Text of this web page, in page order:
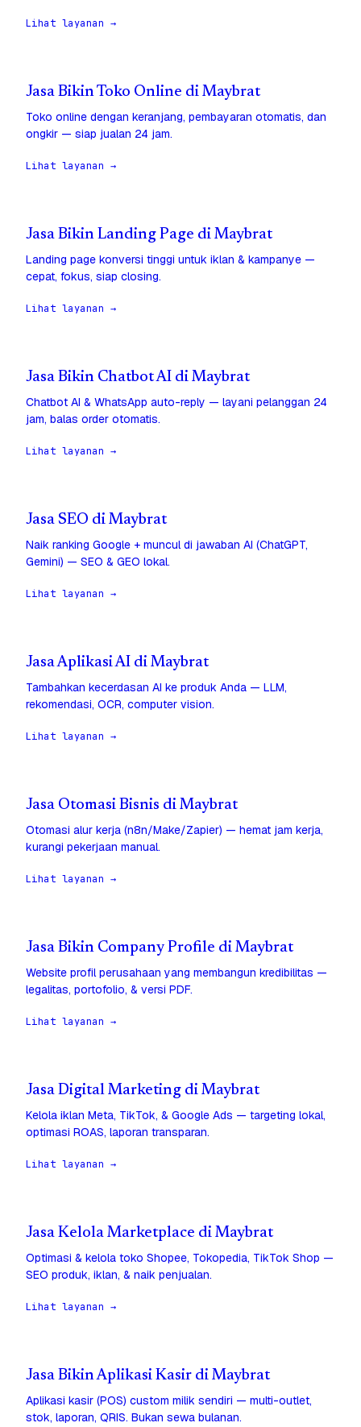
Lihat layanan →
Jasa Bikin Toko Online di Maybrat
Toko online dengan keranjang, pembayaran otomatis, dan
ongkir — siap jualan 24 jam.
Lihat layanan →
Jasa Bikin Landing Page di Maybrat
Landing page konversi tinggi untuk iklan & kampanye —
cepat, fokus, siap closing.
Lihat layanan →
Jasa Bikin Chatbot AI di Maybrat
Chatbot AI & WhatsApp auto-reply — layani pelanggan 24
jam, balas order otomatis.
Lihat layanan →
Jasa SEO di Maybrat
Naik ranking Google + muncul di jawaban AI (ChatGPT,
Gemini) — SEO & GEO lokal.
Lihat layanan →
Jasa Aplikasi AI di Maybrat
Tambahkan kecerdasan AI ke produk Anda — LLM,
rekomendasi, OCR, computer vision.
Lihat layanan →
Jasa Otomasi Bisnis di Maybrat
Otomasi alur kerja (n8n/Make/Zapier) — hemat jam kerja,
kurangi pekerjaan manual.
Lihat layanan →
Jasa Bikin Company Profile di Maybrat
Website profil perusahaan yang membangun kredibilitas —
legalitas, portofolio, & versi PDF.
Lihat layanan →
Jasa Digital Marketing di Maybrat
Kelola iklan Meta, TikTok, & Google Ads — targeting lokal,
optimasi ROAS, laporan transparan.
Lihat layanan →
Jasa Kelola Marketplace di Maybrat
Optimasi & kelola toko Shopee, Tokopedia, TikTok Shop —
SEO produk, iklan, & naik penjualan.
Lihat layanan →
Jasa Bikin Aplikasi Kasir di Maybrat
Aplikasi kasir (POS) custom milik sendiri — multi-outlet,
stok, laporan, QRIS. Bukan sewa bulanan.